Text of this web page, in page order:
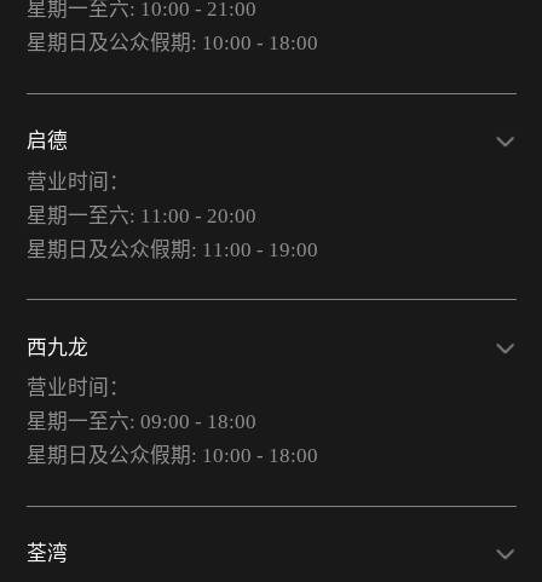
星期一至六: 10:00 - 21:00
星期日及公众假期: 10:00 - 18:00
启德
营业时间：
星期一至六: 11:00 - 20:00
星期日及公众假期: 11:00 - 19:00
西九龙
营业时间：
星期一至六: 09:00 - 18:00
星期日及公众假期: 10:00 - 18:00
荃湾